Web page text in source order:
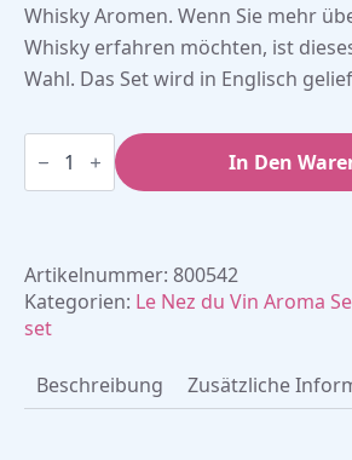
Whisky Aromen. Wenn Sie mehr
Whisky erfahren möchten, ist
Wahl. Das Set wird in Englisch
Le
Nez
Whisky
Menge
In Den
Artikelnummer: 800542
Kategorien: Le Nez du Vin Aroma
set
Beschreibung Zusätzliche